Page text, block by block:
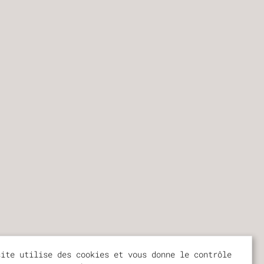
utilise des cookies et vous donne le contrôle